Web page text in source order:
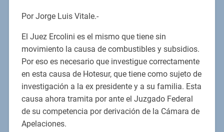
Por Jorge Luis Vitale.-
El Juez Ercolini es el mismo que tiene sin
movimiento la causa de combustibles y subsidios.
Por eso es necesario que investigue correctamente
en esta causa de Hotesur, que tiene como sujeto de
investigación a la ex presidente y a su familia. Esta
causa ahora tramita por ante el Juzgado Federal
de su competencia por derivación de la Cámara de
Apelaciones.